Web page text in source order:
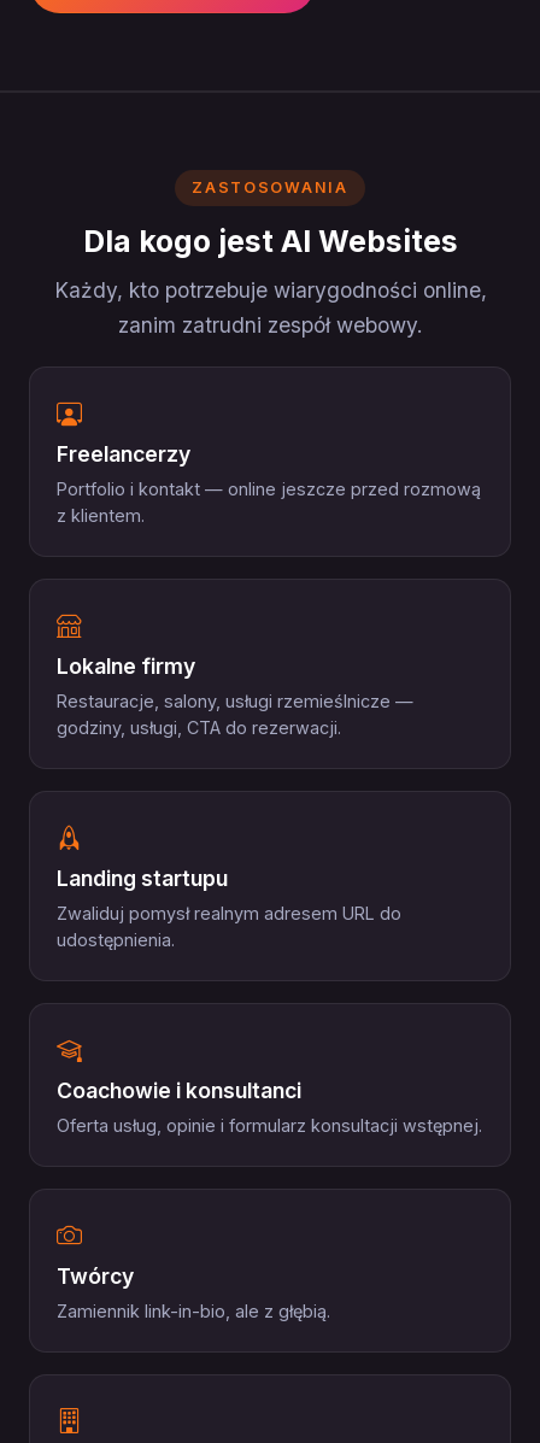
ZASTOSOWANIA
Dla kogo jest AI Websites
Każdy, kto potrzebuje wiarygodności online,
zanim zatrudni zespół webowy.
Freelancerzy
Portfolio i kontakt — online jeszcze przed rozmową
z klientem.
Lokalne firmy
Restauracje, salony, usługi rzemieślnicze —
godziny, usługi, CTA do rezerwacji.
Landing startupu
Zwaliduj pomysł realnym adresem URL do
udostępnienia.
Coachowie i konsultanci
Oferta usług, opinie i formularz konsultacji wstępnej.
Twórcy
Zamiennik link-in-bio, ale z głębią.